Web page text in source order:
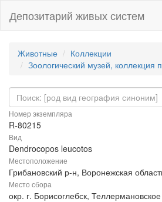
Депозитарий живых систем
Животные
Коллекции
Зоологический музей, коллекция
Номер экземпляра
R-80215
Вид
Dendrocopos leucotos
Местоположение
Грибановский р-н, Воронежская
Место сбора
окр. г. Борисоглебск,